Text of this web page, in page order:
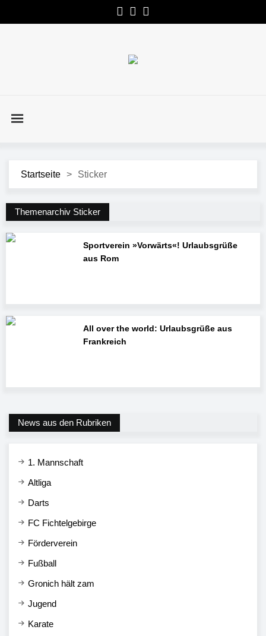
Startseite > Sticker
Themenarchiv Sticker
Sportverein »Vorwärts«! Urlaubsgrüße
aus Rom
All over the world: Urlaubsgrüße aus
Frankreich
News aus den Rubriken
1. Mannschaft
Altliga
Darts
FC Fichtelgebirge
Förderverein
Fußball
Gronich hält zam
Jugend
Karate